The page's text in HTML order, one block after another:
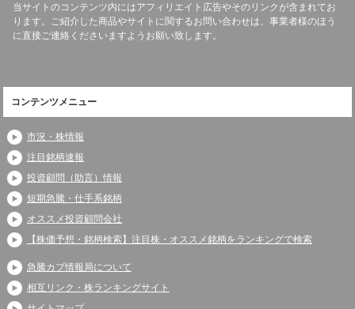
当サイトのコンテンツ内にはアフィリエイト広告やそのリンクが含まれてお
ります。ご紹介した商品やサイトに関するお問い合わせは、事業者様のほう
に直接ご連絡くださいますようお願い致します。
コンテンツメニュー
市況・株情報
注目銘柄速報
投資顧問（助言）情報
短期急騰・仕手系銘柄
オススメ投資顧問会社
【株価予想・銘柄検索】注目株・オススメ銘柄をランキングで検索
急騰カブ情報局について
相互リンク・株ランキングサイト